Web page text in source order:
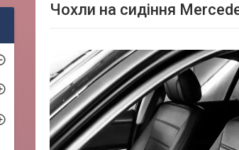
Чохли на сидіння